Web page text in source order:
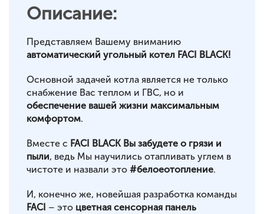
Описание:
Представляем Вашему вниманию
автоматический угольный котел FACI BLACK!
Основной задачей котла является не только
снабжение Вас теплом и ГВС, но и
обеспечение вашей жизни максимальным
комфортом.
Вместе с FACI BLACK Вы забудете о грязи и
пыли, ведь Мы научились отапливать углем в
чистоте и назвали это #белоеотопление.
И, конечно же, новейшая разработка команды
FACI – это цветная сенсорная панель